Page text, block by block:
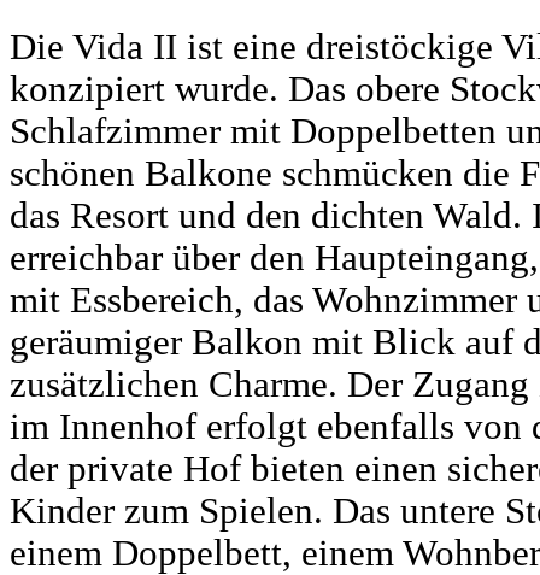
Die Vida II ist eine dreistöckige
konzipiert wurde. Das obere
Schlafzimmer mit Doppelbetten
schönen Balkone schmücken die
das Resort und den dichten
erreichbar über den
mit Essbereich, das Wohnzimmer
geräumiger Balkon mit Blick auf
zusätzlichen Charme. Der
im Innenhof erfolgt ebenfalls von
der private Hof bieten einen
Kinder zum Spielen. Das untere
einem Doppelbett, einem